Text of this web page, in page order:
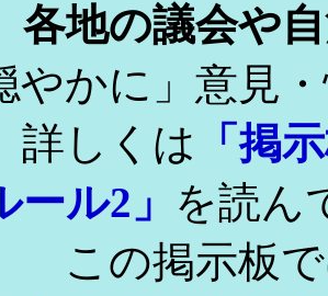
各地の議会や
やかに」意見
詳しくは
「掲
ール2」 を読ん
この掲示板で